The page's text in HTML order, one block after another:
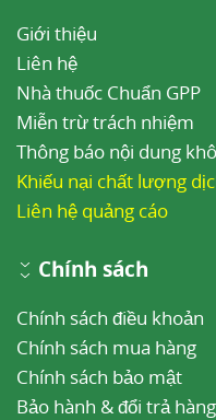
Giới thiệu
Liên hệ
Nhà thuốc Chuẩn GPP
Miễn trừ trách nhiệm
Thông báo nội dung
Khiếu nại chất lượng
Liên hệ quảng cáo
Chính sách
Chính sách điều khoản
Chính sách mua hàng
Chính sách bảo mật
Bảo hành & đổi trả hàng